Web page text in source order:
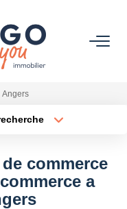
Angers
Plus de critères
commerce
a